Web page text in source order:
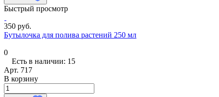
Быстрый просмотр
350 руб.
Бутылочка для полива растений 250 мл
0
Есть в наличии: 15
Арт. 717
В корзину